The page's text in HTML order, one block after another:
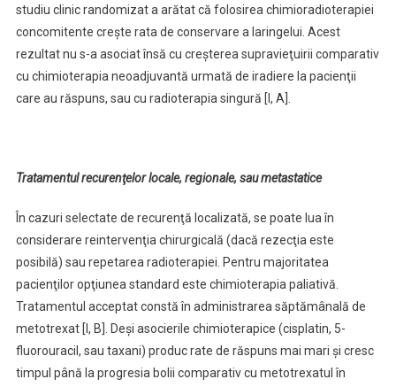
studiu clinic randomizat a arătat că folosirea chimioradioterapiei
concomitente creşte rata de conservare a laringelui. Acest
rezultat nu s-a asociat însă cu creşterea supravieţuirii comparativ
cu chimioterapia neoadjuvantă urmată de iradiere la pacienţii
care au răspuns, sau cu radioterapia singură [I, A].
Tratamentul recurenţelor locale, regionale, sau metastatice
În cazuri selectate de recurenţă localizată, se poate lua în
considerare reintervenţia chirurgicală (dacă rezecţia este
posibilă) sau repetarea radioterapiei. Pentru majoritatea
pacienţilor opţiunea standard este chimioterapia paliativă.
Tratamentul acceptat constă în administrarea săptămânală de
metotrexat [I, B]. Deşi asocierile chimioterapice (cisplatin, 5-
fluorouracil, sau taxani) produc rate de răspuns mai mari şi cresc
timpul până la progresia bolii comparativ cu metotrexatul în